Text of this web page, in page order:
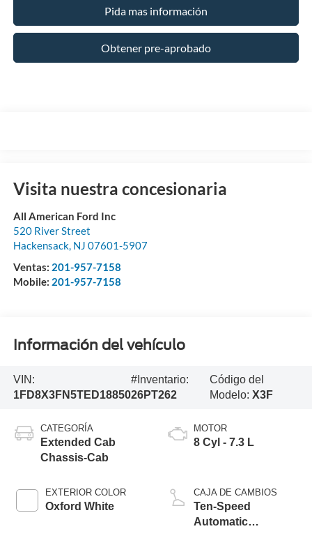
Pida mas información
Obtener pre-aprobado
Visita nuestra concesionaria
All American Ford Inc
520 River Street
Hackensack, NJ 07601-5907
Ventas: 201-957-7158
Mobile: 201-957-7158
Información del vehículo
VIN:
1FD8X3FN5TED18850
#Inventario:
26PT262
Código del
Modelo:X3F
CATEGORÍA
Extended Cab
Chassis-Cab
EXTERIOR COLOR
Oxford White
MOTOR
8 Cyl - 7.3 L
CAJA DE CAMBIOS
Ten-Speed
Automatic